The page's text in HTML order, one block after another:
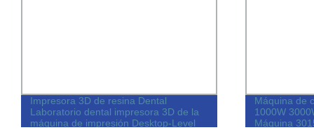
Impresora 3D de resina Dental
Laboratorio dental impresora 3D de la
máquina de impresión Desktop-Level
Máquina de
1000W
Máquina